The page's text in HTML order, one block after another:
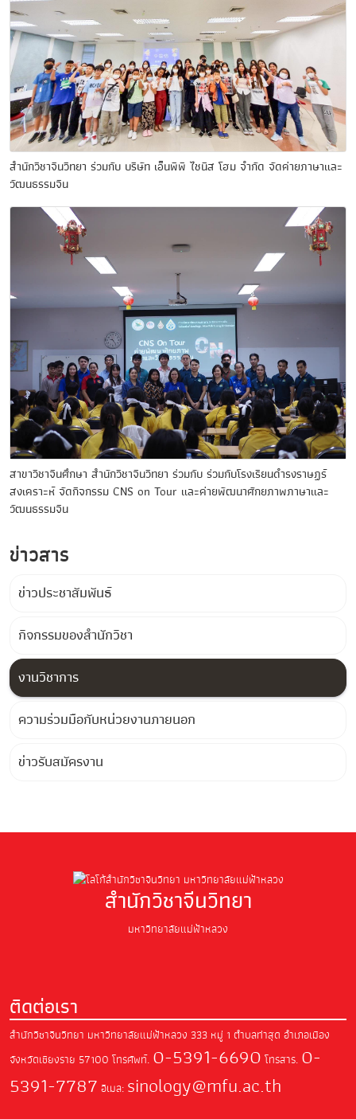
สำนักวิชาจีนวิทยา ร่วมกับ บริษัท เอ็นพีพี ไชนิส โฮม จำกัด จัดค่ายภาษาและ
วัฒนธรรมจีน
สาขาวิชาจีนศึกษา สำนักวิชาจีนวิทยา ร่วมกับ ร่วมกับโรงเรียนดำรงราษฏร์
สงเคราะห์ จัดกิจกรรม CNS on Tour และค่ายพัฒนาศักยภาพภาษาและ
วัฒนธรรมจีน
ข่าวสาร
ข่าวประชาสัมพันธ์
กิจกรรมของสำนักวิชา
งานวิชาการ
ความร่วมมือกับหน่วยงานภายนอก
ข่าวรับสมัครงาน
สำนักวิชาจีนวิทยา
มหาวิทยาลัยแม่ฟ้าหลวง
ติดต่อเรา
สำนักวิชาจีนวิทยา มหาวิทยาลัยแม่ฟ้าหลวง 333 หมู่ 1 ตำบลท่าสุด อำเภอเมือง
จังหวัดเชียงราย 57100 โทรศัพท์. 0-5391-6690 โทรสาร. 0-
5391-7787 อีเมล: sinology@mfu.ac.th